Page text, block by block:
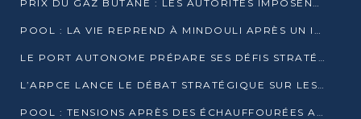
PRIX DU GAZ BUTANE : LES AUTORITÉS IMPOSENT LE RESPECT DES PRIX RÉGLEMENTÉS
POOL : LA VIE REPREND À MINDOULI APRÈS UN INCIDENT ARMÉ SUR LA RN1
LE PORT AUTONOME PRÉPARE SES DÉFIS STRATÉGIQUES DE 2026
L’ARPCE LANCE LE DÉBAT STRATÉGIQUE SUR LES DONNÉES, L’IA ET LA FINANCE NUMÉRIQUE AU CONGO
POOL : TENSIONS APRÈS DES ÉCHAUFFOURÉES ARMÉES ENTRE DGSP ET EX-MILICIENS NINJA